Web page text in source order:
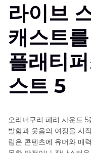
라이브
캐스트
플래티
스트 5
오리너구리 페리 사운드
발함과 웃음의 여정을 시
립은 콘텐츠에 유머와 매